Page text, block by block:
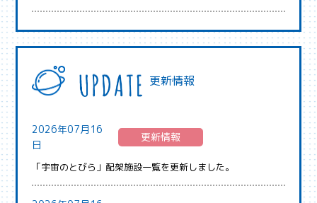
更新情報
2026年07月16
日
更新情報
「宇宙のとびら」配架施設一覧を更新しました。